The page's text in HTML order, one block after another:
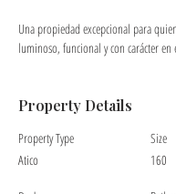
Una propiedad excepcional para
luminoso, funcional y con carácter en
Property Details
Property Type
Atico
Size
160